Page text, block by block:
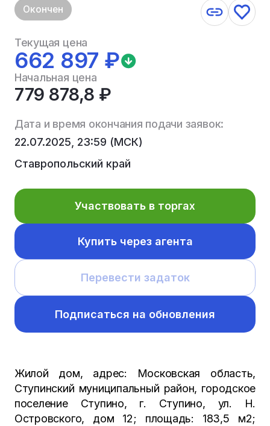
Окончен
Текущая цена
662 897 ₽
Начальная цена
779 878,8 ₽
Дата и время окончания подачи заявок:
22.07.2025, 23:59 (МСК)
Ставропольский край
Участвовать в торгах
Купить через агента
Перевести задаток
Подписаться на обновления
Жилой дом, адрес: Московская область,
Ступинский муниципальный район, городское
поселение Ступино, г. Ступино, ул. Н.
Островского, дом 12; площадь: 183,5 м2;